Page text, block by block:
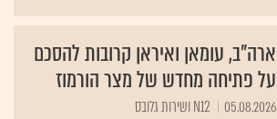
ארה"ב, עומאן ואיראן קרובות להסכם
על פתיחה מחדש של מצר הורמוז
05.08.2026 N12 ושירות גלובס